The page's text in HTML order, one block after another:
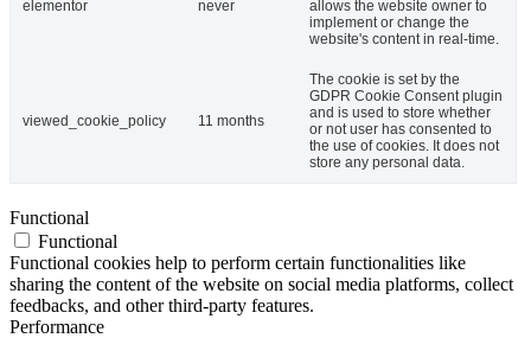
elementor never
allows the website owner to
implement or change the
website's content in real-time.
viewed_cookie_policy 11 months
The cookie is set by the
GDPR Cookie Consent plugin
and is used to store whether
or not user has consented to
the use of cookies. It does not
store any personal data.
Functional
Functional
Functional cookies help to perform certain functionalities like
sharing the content of the website on social media platforms, collect
feedbacks, and other third-party features.
Performance